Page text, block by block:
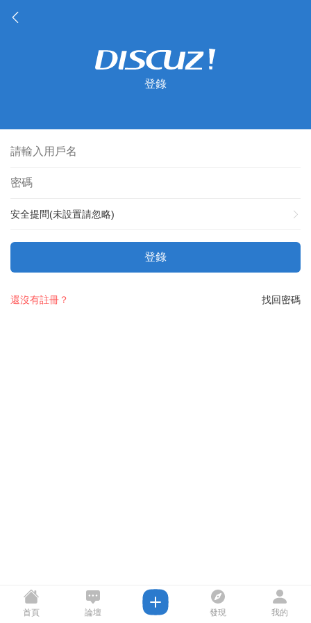
登錄
安全提問(未設置請忽略)
登錄
找回密碼
還沒有註冊？
首頁 論壇 發現 我的